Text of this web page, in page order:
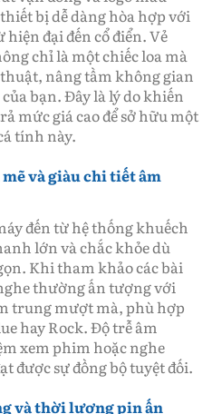
bị dễ dàng hòa hợp với
đại đến cổ điển. Vẻ
chỉ là một chiếc loa mà
nâng tầm không gian
bạn. Đây là lý do khiến
mức giá cao để sở hữu một
tính này.
và giàu chi tiết âm
đến từ hệ thống khuếch
lớn và chắc khỏe dù
Khi tham khảo các bài
thường ấn tượng với
trung mượt mà, phù hợp
hay Rock. Độ trễ âm
xem phim hoặc nghe
được sự đồng bộ tuyệt đối.
và thời lượng pin ấn